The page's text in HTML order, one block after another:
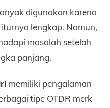
digunakan karena
lengkap. Namun,
masalah setelah
panjang.
memiliki pengalaman
tipe OTDR merk